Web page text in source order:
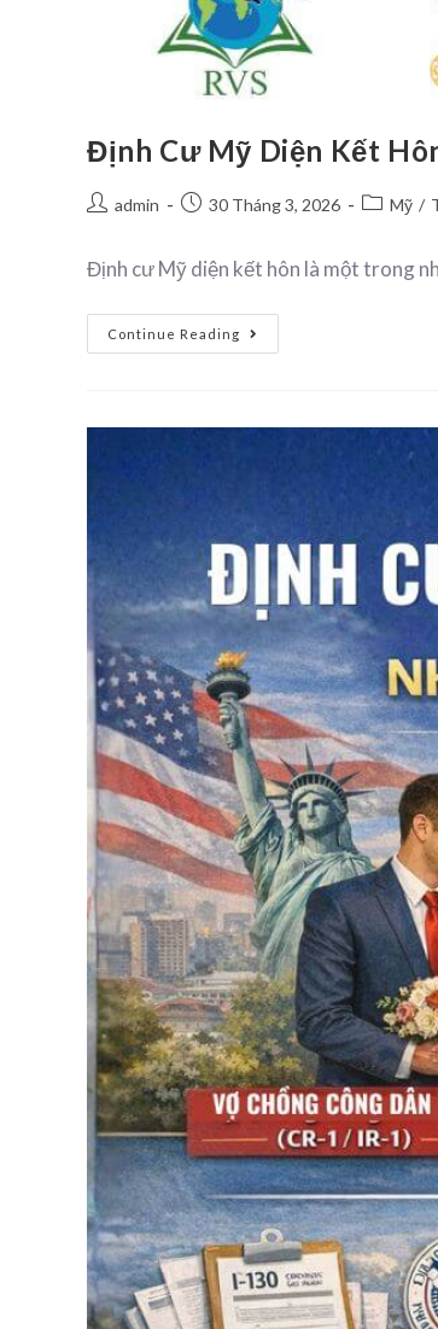
Định Cư Mỹ Diện Kết
admin 30 Tháng 3, 2026 Mỹ /
Định cư Mỹ diện kết hôn là một trong
Continue Reading